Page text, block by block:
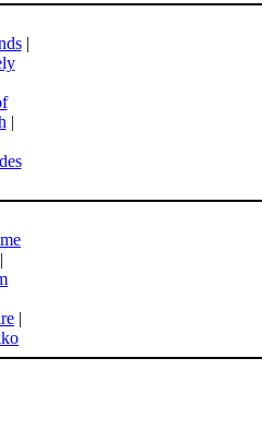
|
|
|